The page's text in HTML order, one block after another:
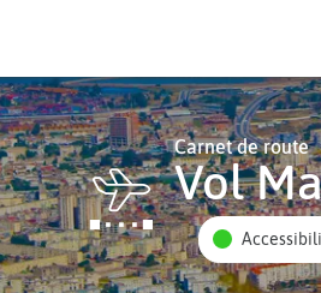
Carnet de route
Vol